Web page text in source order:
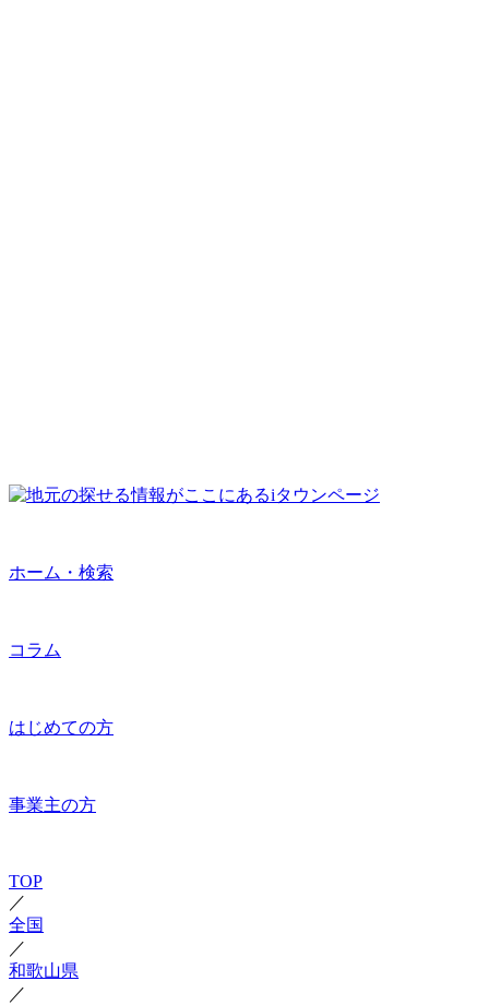
ホーム・検索
コラム
はじめての方
事業主の方
TOP
／
全国
／
和歌山県
／